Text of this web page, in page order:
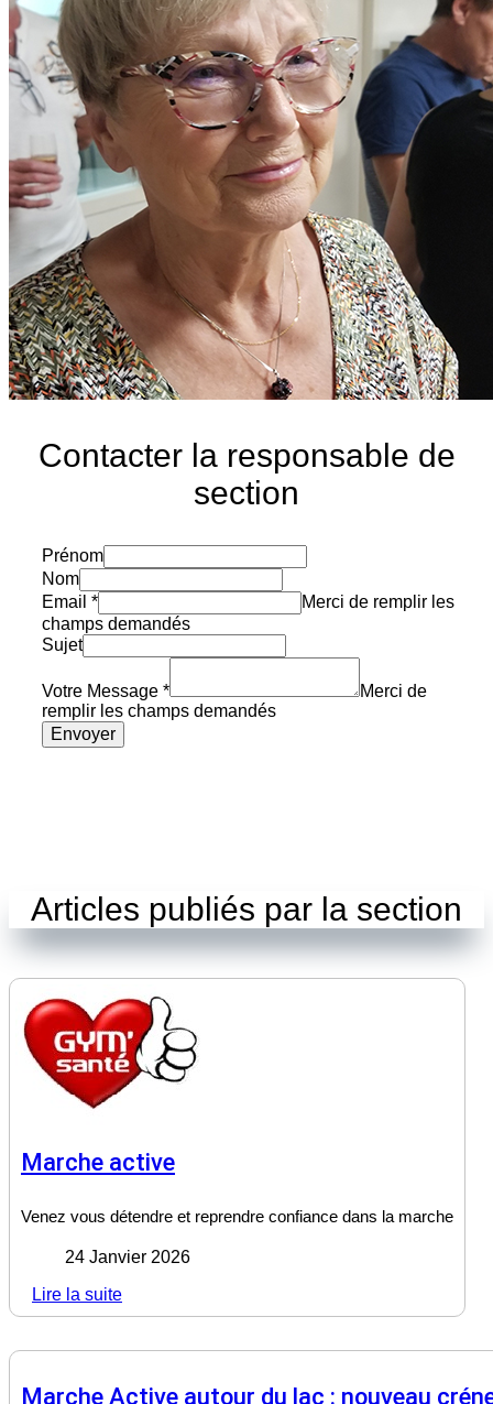
Contacter la responsable de
section
Prénom
Nom
Email *
Merci de remplir les
champs demandés
Sujet
Votre Message *
Merci de
remplir les champs demandés
Envoyer
Articles publiés par la section
Marche active
Venez vous détendre et reprendre confiance dans la marche
24 Janvier 2026
Lire la suite
Marche Active autour du lac : nouveau